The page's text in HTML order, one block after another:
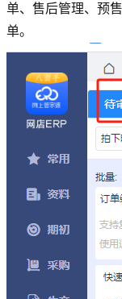
单、售后管理、预
单。